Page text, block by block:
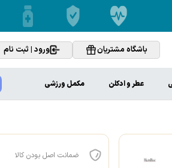
باشگاه مشتریان ورود | ثبت نام
عطر و ادکلن مکمل ورزشی
ضمانت اصل بودن کالا